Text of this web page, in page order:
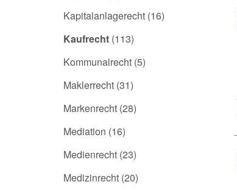
Kapitalanlagerecht (16)
Kaufrecht (113)
Kommunalrecht (5)
Maklerrecht (31)
Markenrecht (28)
Mediation (16)
Medienrecht (23)
Medizinrecht (20)